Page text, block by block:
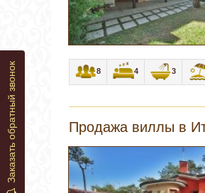
8 4 3
Продажа виллы в
Заказать обратный звонок